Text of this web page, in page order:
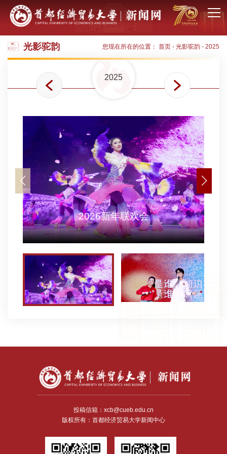
光影驼韵 您现在所在的位置： 首页 - 光影驼韵 - 2025
2025
2026新年联欢会
投稿信箱：xcb@cueb.edu.cn
版权所有：首都经济贸易大学新闻中心